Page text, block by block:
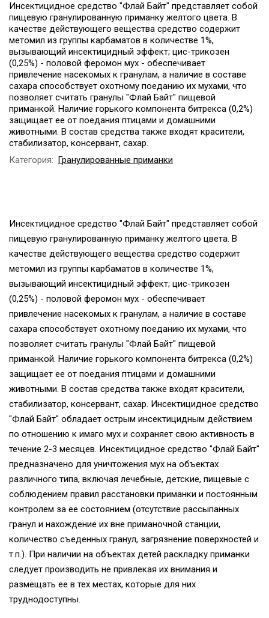
Инсектицидное средство "Флай Байт" представляет собой
пищевую гранулированную приманку желтого цвета. В
качестве действующего вещества средство содержит
метомил из группы карбаматов в количестве 1%,
вызывающий инсектицидный эффект; цис-трикозен
(0,25%) - половой феромон мyx - обеспечивает
привлечение насекомых к гранулам, а наличие в составе
сахара способствует охотному поеданию их мухами, что
позволяет считать гранулы "Флай Байт" пищевой
приманкой. Наличие горького компонента битрекса (0,2%)
защищает ее от поедания птицами и домашними
животными. В состав средства также входят красители,
стабилизатор, консервант, сахар.
Категория: Гранулированные приманки
Инсектицидное средство "Флай Байт" представляет собой
пищевую гранулированную приманку желтого цвета. В
качестве действующего вещества средство содержит
метомил из группы карбаматов в количестве 1%,
вызывающий инсектицидный эффект; цис-трикозен
(0,25%) - половой феромон мyx - обеспечивает
привлечение насекомых к гранулам, а наличие в составе
сахара способствует охотному поеданию их мухами, что
позволяет считать гранулы "Флай Байт" пищевой
приманкой. Наличие горького компонента битрекса (0,2%)
защищает ее от поедания птицами и домашними
животными. В состав средства также входят красители,
стабилизатор, консервант, сахар. Инсектицидное средство
"Флай Байт" обладает острым инсектицидным действием
по отношению к имаго мух и сохраняет свою активность в
течение 2-3 месяцев. Инсектицидное средство "Флай Байт"
предназначено для уничтожения мух на объектах
различного типа, включая лечебные, детские, пищевые с
соблюдением правил расстановки приманки и постоянным
контролем за ее состоянием (отсутствие рассыпанных
гранул и нахождение их вне приманочной станции,
количество съеденных гранул, загрязнение поверхностей и
т.п.). При наличии на объектах детей раскладку приманки
следует производить не привлекая их внимания и
размещать ее в тех местаx, которые для них
труднодоступны.